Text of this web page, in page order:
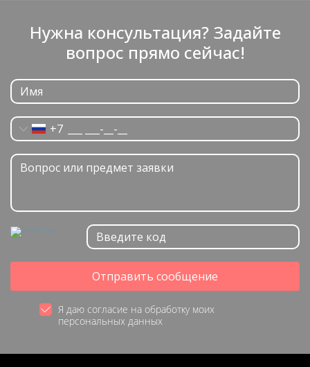
Нужна консультация? Задайте
вопрос прямо сейчас!
+7
Отправить сообщение
Я даю согласие на обработку моих
персональных данных